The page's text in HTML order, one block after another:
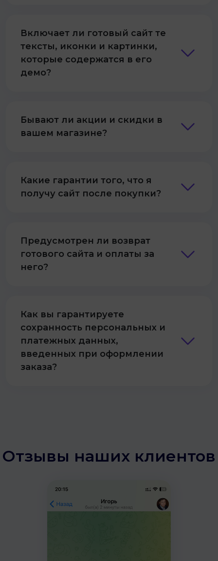
Включает ли готовый сайт те
тексты, иконки и картинки,
которые содержатся в его
демо?
Бывают ли акции и скидки в
вашем магазине?
Какие гарантии того, что я
получу сайт после покупки?
Предусмотрен ли возврат
готового сайта и оплаты за
него?
Как вы гарантируете
сохранность персональных и
платежных данных,
введенных при оформлении
заказа?
Отзывы наших клиентов